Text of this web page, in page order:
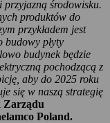
przyjazną środowisku.
produktów do
przykładem jest
budowy płyty
budynek będzie
pochodzącą z
aby do 2025 roku
się w naszą strategię
Zarządu
Poland.